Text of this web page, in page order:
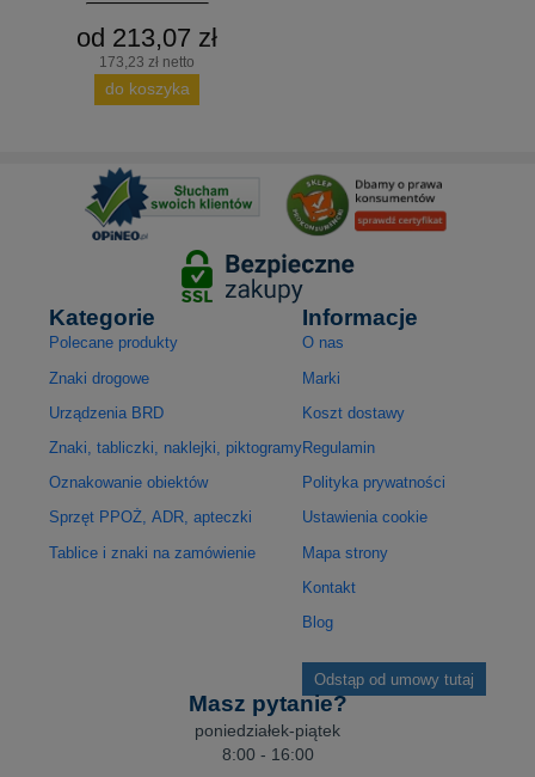
od 213,07 zł
173,23 zł netto
do koszyka
Kategorie
Polecane produkty
Znaki drogowe
Urządzenia BRD
Znaki, tabliczki, naklejki, piktogramy
Oznakowanie obiektów
Sprzęt PPOŻ, ADR, apteczki
Tablice i znaki na zamówienie
Informacje
O nas
Marki
Koszt dostawy
Regulamin
Polityka prywatności
Ustawienia cookie
Mapa strony
Kontakt
Blog
Odstąp od umowy tutaj
Masz pytanie?
poniedziałek-piątek
8:00 - 16:00